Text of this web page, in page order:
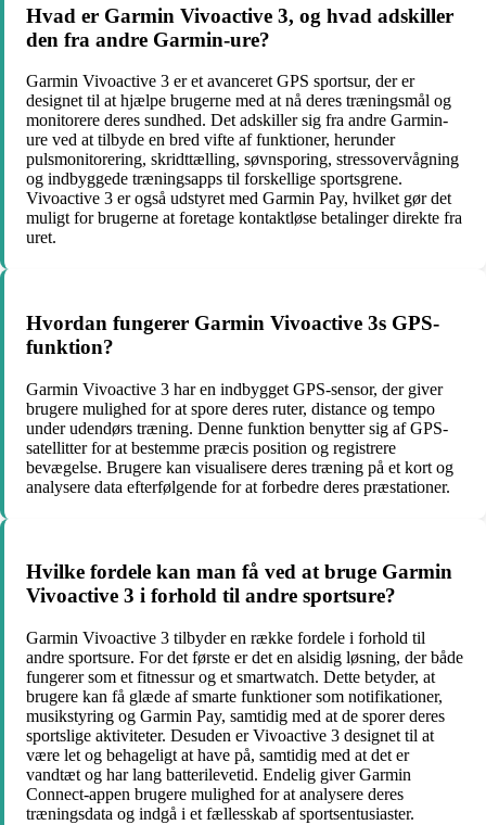
Hvad er Garmin Vivoactive 3, og hvad adskiller
den fra andre Garmin-ure?
Garmin Vivoactive 3 er et avanceret GPS sportsur, der er
designet til at hjælpe brugerne med at nå deres træningsmål og
monitorere deres sundhed. Det adskiller sig fra andre Garmin-
ure ved at tilbyde en bred vifte af funktioner, herunder
pulsmonitorering, skridttælling, søvnsporing, stressovervågning
og indbyggede træningsapps til forskellige sportsgrene.
Vivoactive 3 er også udstyret med Garmin Pay, hvilket gør det
muligt for brugerne at foretage kontaktløse betalinger direkte fra
uret.
Hvordan fungerer Garmin Vivoactive 3s GPS-
funktion?
Garmin Vivoactive 3 har en indbygget GPS-sensor, der giver
brugere mulighed for at spore deres ruter, distance og tempo
under udendørs træning. Denne funktion benytter sig af GPS-
satellitter for at bestemme præcis position og registrere
bevægelse. Brugere kan visualisere deres træning på et kort og
analysere data efterfølgende for at forbedre deres præstationer.
Hvilke fordele kan man få ved at bruge Garmin
Vivoactive 3 i forhold til andre sportsure?
Garmin Vivoactive 3 tilbyder en række fordele i forhold til
andre sportsure. For det første er det en alsidig løsning, der både
fungerer som et fitnessur og et smartwatch. Dette betyder, at
brugere kan få glæde af smarte funktioner som notifikationer,
musikstyring og Garmin Pay, samtidig med at de sporer deres
sportslige aktiviteter. Desuden er Vivoactive 3 designet til at
være let og behageligt at have på, samtidig med at det er
vandtæt og har lang batterilevetid. Endelig giver Garmin
Connect-appen brugere mulighed for at analysere deres
træningsdata og indgå i et fællesskab af sportsentusiaster.